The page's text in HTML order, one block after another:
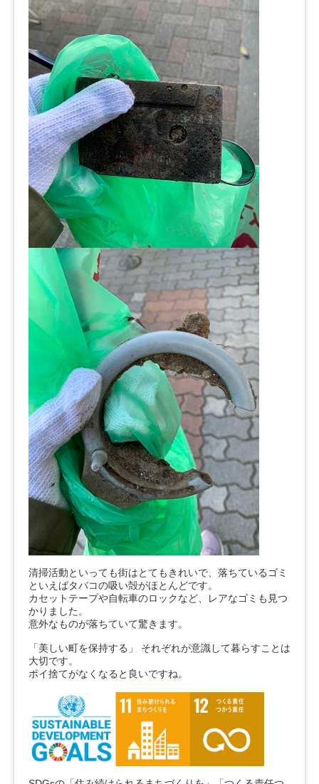
清掃活動といっても街はとてもきれいで、落ちているゴミ
といえばタバコの吸い殻がほとんどです。
カセットテープや自転車のロックなど、レアなゴミも見つ
かりました。
意外なものが落ちていて驚きます。
「美しい町を保持する」 それぞれが意識して暮らすことは
大切です。
ポイ捨てがなくなると良いですね。